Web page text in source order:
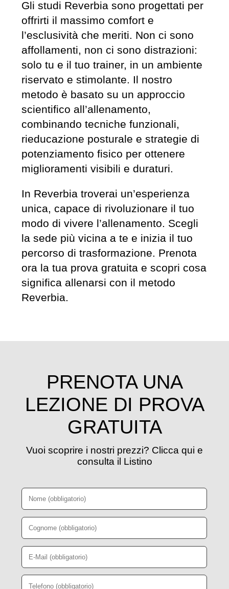
Gli studi Reverbia sono progettati per
offrirti il massimo comfort e
l’esclusività che meriti. Non ci sono
affollamenti, non ci sono distrazioni:
solo tu e il tuo trainer, in un ambiente
riservato e stimolante. Il nostro
metodo è basato su un approccio
scientifico all’allenamento,
combinando tecniche funzionali,
rieducazione posturale e strategie di
potenziamento fisico per ottenere
miglioramenti visibili e duraturi.
In Reverbia troverai un’esperienza
unica, capace di rivoluzionare il tuo
modo di vivere l’allenamento. Scegli
la sede più vicina a te e inizia il tuo
percorso di trasformazione. Prenota
ora la tua prova gratuita e scopri cosa
significa allenarsi con il metodo
Reverbia.
PRENOTA UNA
LEZIONE DI PROVA
GRATUITA
Vuoi scoprire i nostri prezzi? Clicca qui e
consulta il Listino